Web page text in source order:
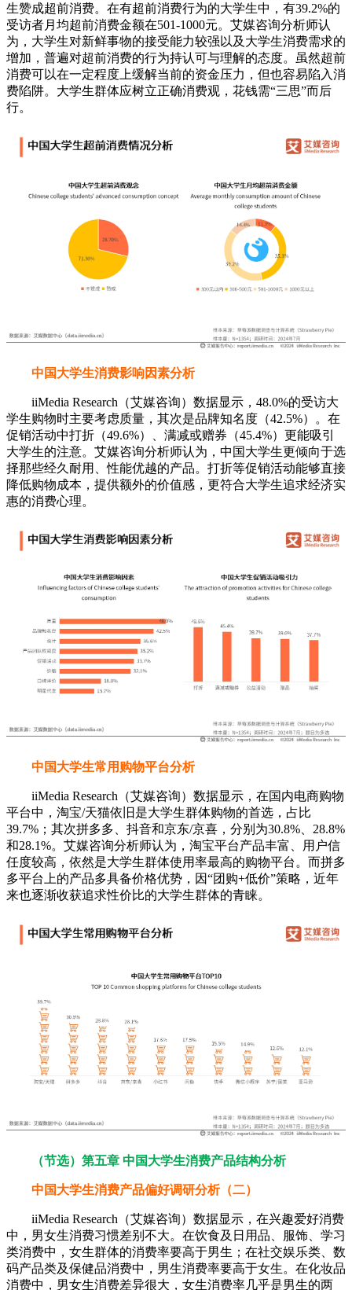
生赞成超前消费。在有超前消费行为的大学生中，有39.2%的
受访者月均超前消费金额在501-1000元。艾媒咨询分析师认
为，大学生对新鲜事物的接受能力较强以及大学生消费需求的
增加，普遍对超前消费的行为持认可与理解的态度。虽然超前
消费可以在一定程度上缓解当前的资金压力，但也容易陷入消
费陷阱。大学生群体应树立正确消费观，花钱需“三思”而后
行。
中国大学生消费影响因素分析
iiMedia Research（艾媒咨询）数据显示，48.0%的受访大
学生购物时主要考虑质量，其次是品牌知名度（42.5%）。在
促销活动中打折（49.6%）、满减或赠券（45.4%）更能吸引
大学生的注意。艾媒咨询分析师认为，中国大学生更倾向于选
择那些经久耐用、性能优越的产品。打折等促销活动能够直接
降低购物成本，提供额外的价值感，更符合大学生追求经济实
惠的消费心理。
中国大学生常用购物平台分析
iiMedia Research（艾媒咨询）数据显示，在国内电商购物
平台中，淘宝/天猫依旧是大学生群体购物的首选，占比
39.7%；其次拼多多、抖音和京东/京喜，分别为30.8%、28.8%
和28.1%。艾媒咨询分析师认为，淘宝平台产品丰富、用户信
任度较高，依然是大学生群体使用率最高的购物平台。而拼多
多平台上的产品多具备价格优势，因“团购+低价”策略，近年
来也逐渐收获追求性价比的大学生群体的青睐。
（节选）第五章 中国大学生消费产品结构分析
中国大学生消费产品偏好调研分析（二）
iiMedia Research（艾媒咨询）数据显示，在兴趣爱好消费
中，男女生消费习惯差别不大。在饮食及日用品、服饰、学习
类消费中，女生群体的消费率要高于男生；在社交娱乐类、数
码产品类及保健品消费中，男生消费率要高于女生。在化妆品
消费中，男女生消费差异很大，女生消费率几乎是男生的两